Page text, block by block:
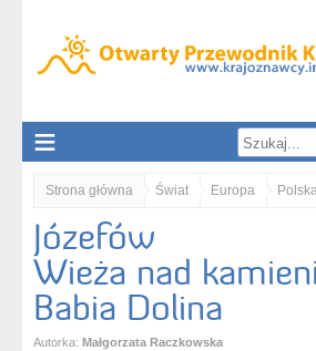
Strona główna Świat Europa
Roztocze
Józefów
Wieża nad
Babia Dolina
Autorka: Małgorzata Raczkowska